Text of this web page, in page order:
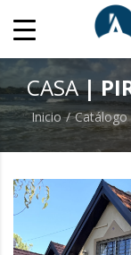
CASA|
Inicio Catálogo